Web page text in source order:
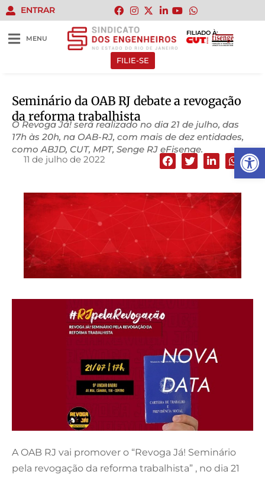
Abrir
ENTRAR
MENU
FILIADO À:
FILIE-SE
Seminário da OAB RJ debate a revogação
da reforma trabalhista
O Revoga Já! será realizado no dia 21 de julho, das
17h às 20h, na OAB-RJ, com mais de dez entidades,
como ABJD, CUT, MPT, Senge RJ eFisenge.
11 de julho de 2022
A OAB RJ vai promover o “Revoga Já! Seminário
pela revogação da reforma trabalhista” , no dia 21